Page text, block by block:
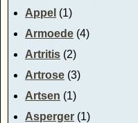
Appel (1)
Armoede (4)
Artritis (2)
Artrose (3)
Artsen (1)
Asperger (1)